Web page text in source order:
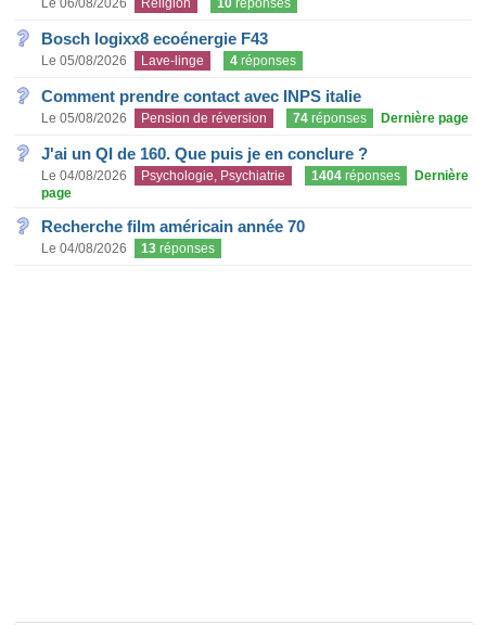
Le 06/08/2026 Religion 10 réponses
Bosch logixx8 ecoénergie F43
Le 05/08/2026 Lave-linge 4 réponses
Comment prendre contact avec INPS italie
Le 05/08/2026 Pension de réversion 74 réponses Dernière page
J'ai un QI de 160. Que puis je en conclure ?
Le 04/08/2026 Psychologie, Psychiatrie 1404 réponses
Dernière
page
Recherche film américain année 70
Le 04/08/2026 13 réponses